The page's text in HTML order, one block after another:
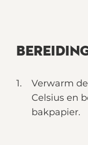
Verwarm
Celsius en
bakpapier.